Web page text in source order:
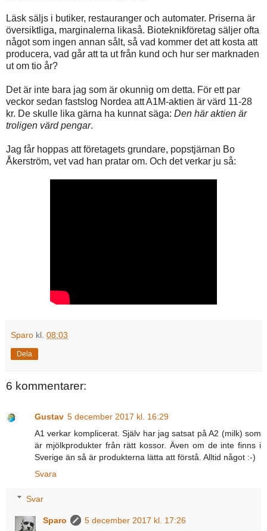
Läsk säljs i butiker, restauranger och automater. Priserna är
översiktliga, marginalerna likaså. Bioteknikföretag säljer ofta
något som ingen annan sålt, så vad kommer det att kosta att
producera, vad går att ta ut från kund och hur ser marknaden
ut om tio år?
Det är inte bara jag som är okunnig om detta. För ett par
veckor sedan fastslog Nordea att A1M-aktien är värd 11-28
kr. De skulle lika gärna ha kunnat säga: Den här aktien är
troligen värd pengar.
Jag får hoppas att företagets grundare, popstjärnan Bo
Åkerström, vet vad han pratar om. Och det verkar ju så:
Sparo kl. 08:03
Dela
6 kommentarer:
Gustav 5 december 2017 kl. 16:29
A1 verkar komplicerat. Själv har jag satsat på A2 (milk) som
är mjölkprodukter från rätt kossor. Även om de inte finns i
Sverige än så är produkterna lätta att förstå. Alltid något :-)
Svara
Svar
Sparo
5 december 2017 kl. 17:26